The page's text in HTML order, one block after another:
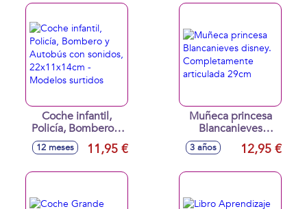
Agujeros. -
Modelos surtidos
Coche infantil,
Policía, Bombero y
Autobús con
sonidos,
Modelos surtidos
12 meses 11,95 €
Muñeca princesa
Blancanieves
disney.
Completamente
3 años 12,95 €